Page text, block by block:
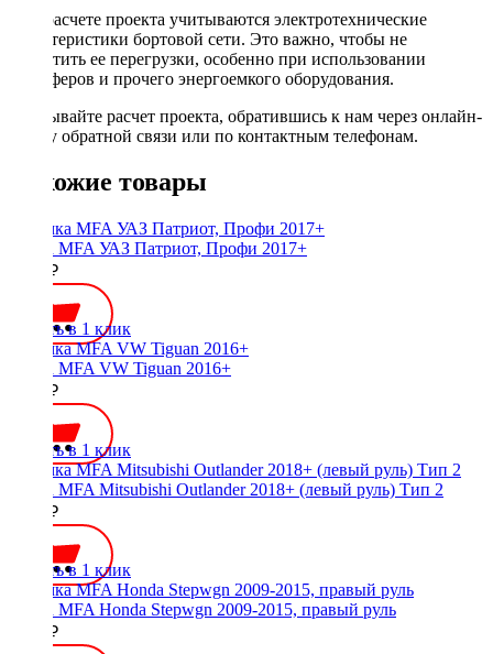
При расчете проекта учитываются электротехнические
характеристики бортовой сети. Это важно, чтобы не
допустить ее перегрузки, особенно при использовании
сабвуферов и прочего энергоемкого оборудования.
Заказывайте расчет проекта, обратившись к нам через онлайн-
форму обратной связи или по контактным телефонам.
Похожие товары
Рамка MFA УАЗ Патриот, Профи 2017+
2000 ₽
Купить в 1 клик
Рамка MFA VW Tiguan 2016+
2000 ₽
Купить в 1 клик
Рамка MFA Mitsubishi Outlander 2018+ (левый руль) Тип 2
2500 ₽
Купить в 1 клик
Рамка MFA Honda Stepwgn 2009-2015, правый руль
2600 ₽